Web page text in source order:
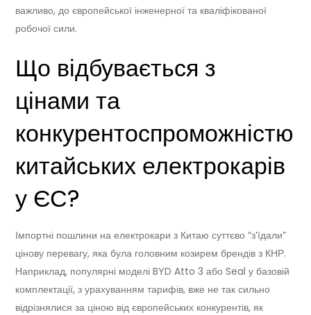
важливо, до європейської інженерної та кваліфікованої
робочої сили.
Що відбувається з
цінами та
конкурентоспроможністю
китайських електрокарів
у ЄС?
Імпортні пошлини на електрокари з Китаю суттєво “з’їдали”
цінову перевагу, яка була головним козирем брендів з КНР.
Наприклад, популярні моделі BYD Atto 3 або Seal у базовій
комплектації, з урахуванням тарифів, вже не так сильно
відрізнялися за ціною від європейських конкурентів, як